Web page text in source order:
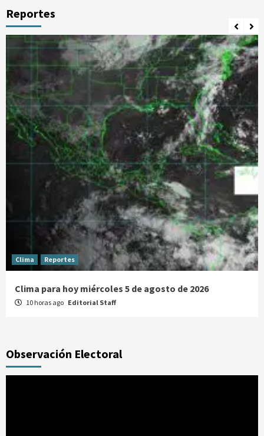
Reportes
Clima Reportes
Clima para hoy miércoles 5 de agosto de 2026
10 horas ago Editorial Staff
Observación Electoral